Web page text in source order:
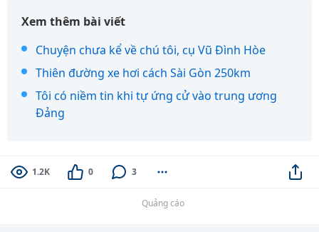
Xem thêm bài viết
Chuyện chưa kể về chú tôi, cụ Vũ Đình Hòe
Thiên đường xe hơi cách Sài Gòn 250km
Tôi có niềm tin khi tự ứng cử vào trung ương
Đảng
1.2K 0 3
Quảng cáo